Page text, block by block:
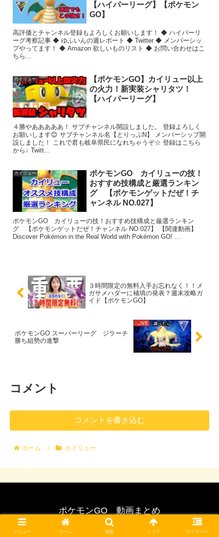
【ハイパーリーグ】【ポケモン
GO】
高評価とチャンネル登録もよろしくお願いします！ ◆ ハイパーリ
ーグ考察記事 ◆ ゆふいんの週レポート ◆ Twitter ◆ メンバーシッ
プやってます！ ◆ Amazon 欲しいものリスト ◆ お問い合わせはこ
ちら...
カイリュー
【ポケモンGO】カイリュー以上
の火力！新実装シャリタツ！
【ハイパーリーグ】
４勝やあああああ！ サブチャンネル開設しました。 登録よろしく
お願いします😊 サブチャンネル名【とりっぷN】 メンバーシップ開
設しました！ これで君も岐阜県民になれちゃうぞ☆ 登録はこちら
から↓ Twitt...
カイリュー
ポケモンGO カイリューの技！
おすすめ技構成と厳選ランキン
グ 【ポケモンゲットだぜ！チ
ャンネル NO.027】
ポケモンGO カイリューの技！おすすめ技構成と厳選ランキン
グ 【ポケモンゲットだぜ！チャンネル NO.027】 【関連動画】
Discover Pokémon in the Real World with Pokémon GO! ...
３時間限定の無料入手お忘れなく！！メ
ガサメハダーに補填の発表？週末攻略ガ
イド【ポケモンGO】
ポケモンGO スーパーリーグ ジラーチ
勝ち組勢の進撃
コメント
コメントを書き込む
ホーム カイリュー
ポケモンGO 動画まとめ
© 2017 ポケモンGO 動画まとめ.
メニュー ホーム 検索 トップ サイドバー